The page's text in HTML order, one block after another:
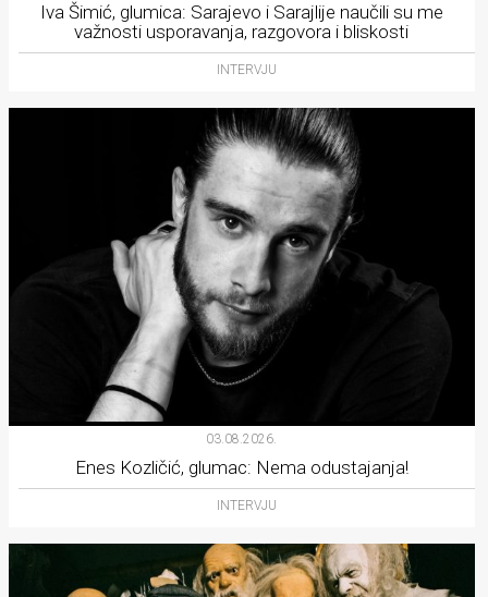
Iva Šimić, glumica: Sarajevo i Sarajlije naučili su me
važnosti usporavanja, razgovora i bliskosti
INTERVJU
03.08.2026.
Enes Kozličić, glumac: Nema odustajanja!
INTERVJU